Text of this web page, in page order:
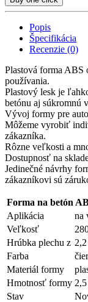
Popis
Špecifikácia
Recenzie (0)
Plastová forma ABS
používania.
Plastový lesk je
betónu aj súkromnú
Vývoj formy pre
Môžeme vyrobiť
zákazníka.
Rôzne veľkosti a
Dostupnosť na
Jedinečné návrhy
zákazníkovi sú
Forma na betón
Aplikácia
na
Veľkosť
Hrúbka plechu z
Farba
Materiál formy
Hmotnosť formy
Stav